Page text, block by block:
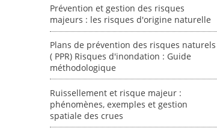
Prévention et gestion des risques
majeurs : les risques d'origine naturelle
Plans de prévention des risques naturels
( PPR) Risques d'inondation : Guide
méthodologique
Ruissellement et risque majeur :
phénomènes, exemples et gestion
spatiale des crues